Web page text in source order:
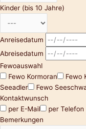
Kinder (bis 10 Jahre)
Anreisedatum
Abreisedatum
Fewoauswahl
Fewo Kormoran
Fewo
Seeadler
Fewo
Kontaktwunsch
per E-Mail
per Telefon
Bemerkungen